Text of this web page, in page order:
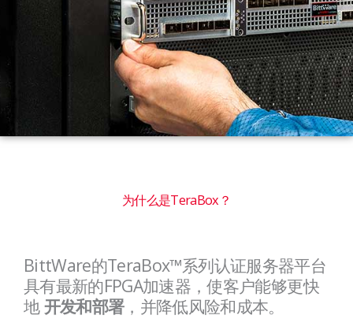
为什么是TeraBox？
BittWare的TeraBox™系列认证服务器平台
具有最新的FPGA加速器，使客户能够更快
地开发和部署，并降低风险和成本。